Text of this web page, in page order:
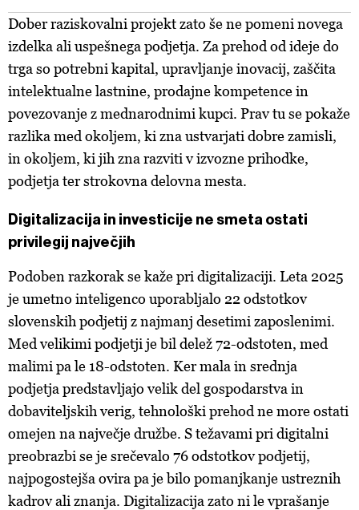
Dober raziskovalni projekt zato še ne pomeni novega
izdelka ali uspešnega podjetja. Za prehod od ideje do
trga so potrebni kapital, upravljanje inovacij, zaščita
intelektualne lastnine, prodajne kompetence in
povezovanje z mednarodnimi kupci. Prav tu se pokaže
razlika med okoljem, ki zna ustvarjati dobre zamisli,
in okoljem, ki jih zna razviti v izvozne prihodke,
podjetja ter strokovna delovna mesta.
Digitalizacija in investicije ne smeta ostati
privilegij največjih
Podoben razkorak se kaže pri digitalizaciji. Leta 2025
je umetno inteligenco uporabljalo 22 odstotkov
slovenskih podjetij z najmanj desetimi zaposlenimi.
Med velikimi podjetji je bil delež 72-odstoten, med
malimi pa le 18-odstoten. Ker mala in srednja
podjetja predstavljajo velik del gospodarstva in
dobaviteljskih verig, tehnološki prehod ne more ostati
omejen na največje družbe. S težavami pri digitalni
preobrazbi se je srečevalo 76 odstotkov podjetij,
najpogostejša ovira pa je bilo pomanjkanje ustreznih
kadrov ali znanja. Digitalizacija zato ni le vprašanje